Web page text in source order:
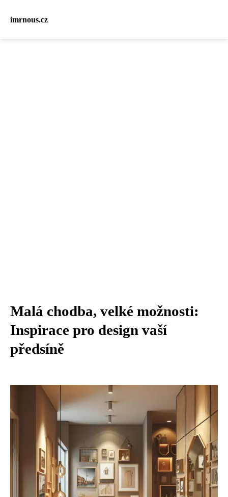
imrnous.cz
Malá chodba, velké možnosti:
Inspirace pro design vaší
předsíně